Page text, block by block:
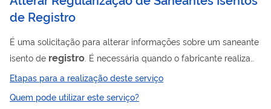
de Registro
É uma solicitação para alterar informações sobre um saneante
isento de registro . É necessária quando o fabricante realiza
qualquer alteração no produto, como fórmula, versão,
embalagem, categoria, nome, rótulo, prazo de validade, etc.
Após o envio das informações atualizadas, o produto já pode
Etapas para a realização deste serviço
Quem pode utilizar este serviço?